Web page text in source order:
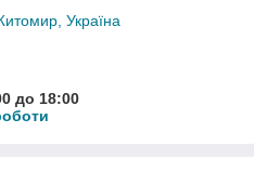
Україна
до 18:00